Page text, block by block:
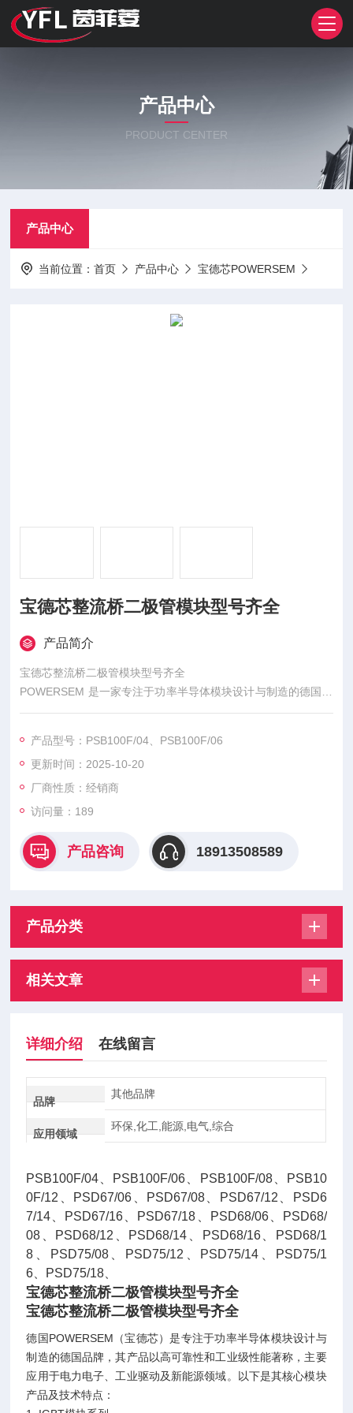
产品中心
PRODUCT CENTER
产品中心
当前位置：首页 产品中心 宝德芯POWERSEM
宝德芯整流桥二极管模块型号齐全
产品简介
宝德芯整流桥二极管模块型号齐全
POWERSEM 是一家专注于功率半导体模块设计与制造的德国企
业
D67/06、PSD67/08、PSD67/12、PSD67/14、PSD67/16、PS
D67/18、PSD68/06、PSD68/08、
产品型号：PSB100F/04、PSB100F/06
更新时间：2025-10-20
厂商性质：经销商
访问量：189
产品咨询 18913508589
产品分类
相关文章
详细介绍 在线留言
品牌
其他品牌
应用领域
环保,化工,能源,电气,综合
PSB100F/04、PSB100F/06、PSB100F/08、PSB10
0F/12、PSD67/06、PSD67/08、PSD67/12、PSD6
7/14、PSD67/16、PSD67/18、PSD68/06、PSD68/
08、PSD68/12、PSD68/14、PSD68/16、PSD68/1
8、PSD75/08、PSD75/12、PSD75/14、PSD75/1
6、PSD75/18、
宝德芯整流桥二极管模块型号齐全
宝德芯整流桥二极管模块型号齐全
德国POWERSEM（宝德芯）是专注于功率半导体模块设计与
制造的德国品牌，其产品以高可靠性和工业级性能著称，主要
应用于电力电子、工业驱动及新能源领域。以下是其核心模块
产品及技术特点：